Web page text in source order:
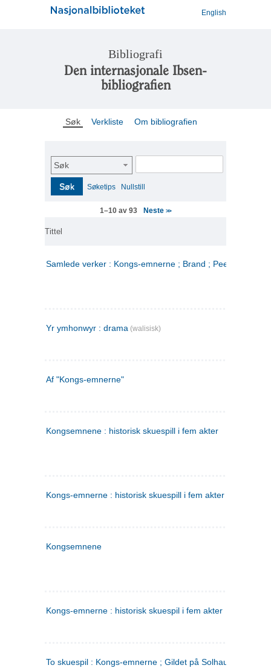
English
Bibliografi
Den internasjonale Ibsen-
bibliografien
Søk Verkliste Om bibliografien
Søk
Søk Søketips Nullstill
1–10 av 93 Neste>>
Tittel
Samlede verker : Kongs-emnerne ; Brand ; Peer Gynt. 2
Yr ymhonwyr : drama (walisisk)
Af "Kongs-emnerne"
Kongsemnene : historisk skuespill i fem akter
Kongs-emnerne : historisk skuespill i fem akter
Kongsemnene
Kongs-emnerne : historisk skuespil i fem akter
To skuespil : Kongs-emnerne ; Gildet på Solhaug